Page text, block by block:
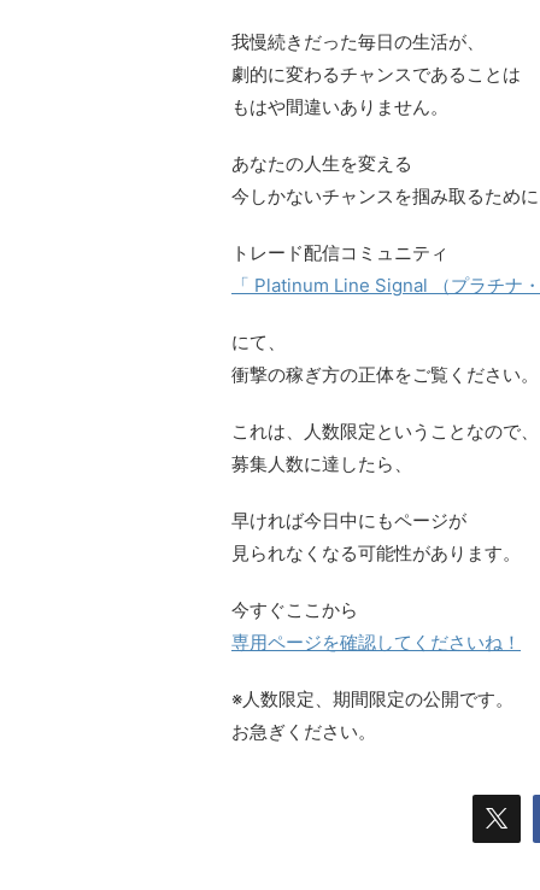
我慢続きだった毎日の生活が、
劇的に変わるチャンスであることは
もはや間違いありません。
あなたの人生を変える
今しかないチャンスを掴み取るために
トレード配信コミュニティ
「 Platinum Line Signal （プラチナ
にて、
衝撃の稼ぎ方の正体をご覧ください。
これは、人数限定ということなので、
募集人数に達したら、
早ければ今日中にもページが
見られなくなる可能性があります。
今すぐここから
専用ページを確認してくださいね！
※人数限定、期間限定の公開です。
お急ぎください。